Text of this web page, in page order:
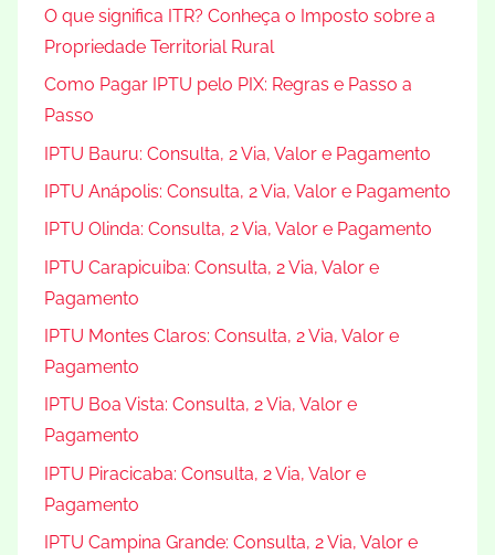
O que significa ITR? Conheça o Imposto sobre a
Propriedade Territorial Rural
Como Pagar IPTU pelo PIX: Regras e Passo a
Passo
IPTU Bauru: Consulta, 2 Via, Valor e Pagamento
IPTU Anápolis: Consulta, 2 Via, Valor e Pagamento
IPTU Olinda: Consulta, 2 Via, Valor e Pagamento
IPTU Carapicuiba: Consulta, 2 Via, Valor e
Pagamento
IPTU Montes Claros: Consulta, 2 Via, Valor e
Pagamento
IPTU Boa Vista: Consulta, 2 Via, Valor e
Pagamento
IPTU Piracicaba: Consulta, 2 Via, Valor e
Pagamento
IPTU Campina Grande: Consulta, 2 Via, Valor e